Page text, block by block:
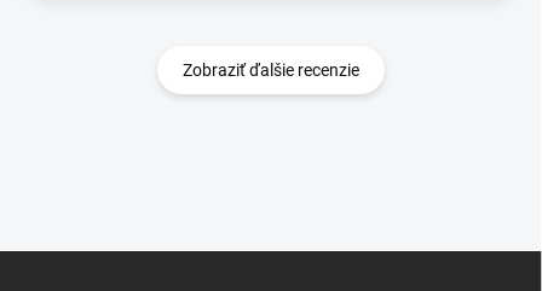
Zobraziť ďalšie recenzie